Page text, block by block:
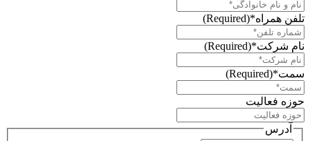
تلفن همراه*(Required)
نام شرکت*(Required)
سمت*(Required)
حوزه فعالیت
آدرس